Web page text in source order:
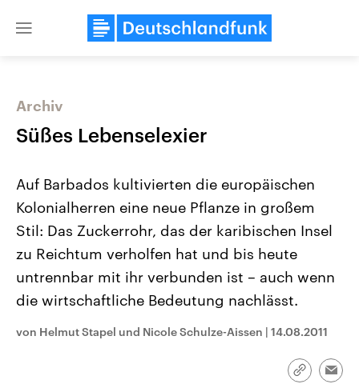
Close
Landtagswahl Sachsen-Anhalt
2026
Alle Informationen
September 2026 einen neuen
Landtag. Seit 2021 wird das
USA
Aktuelle Beiträge,
Hintergründe
gehören die Vereinigten
mit großem Einfluss auf
aktuelle Weltgeschehen.
Archiv
Süßes Lebenselexier
Auf Barbados kultivierten die europäischen
Kolonialherren eine neue Pflanze in großem
Stil: Das Zuckerrohr, das der karibischen Insel
zu Reichtum verholfen hat und bis heute
untrennbar mit ihr verbunden ist – auch wenn
die wirtschaftliche Bedeutung nachlässt.
von Helmut Stapel und Nicole Schulze-Aissen | 14.08.2011
Link